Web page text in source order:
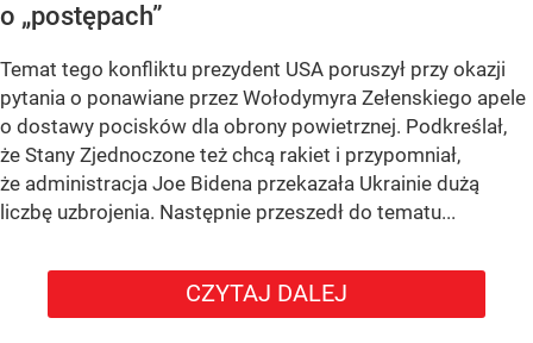
o „postępach”
Temat tego konfliktu prezydent USA poruszył przy okazji
pytania o ponawiane przez Wołodymyra Zełenskiego apele
o dostawy pocisków dla obrony powietrznej. Podkreślał,
że Stany Zjednoczone też chcą rakiet i przypomniał,
że administracja Joe Bidena przekazała Ukrainie dużą
liczbę uzbrojenia. Następnie przeszedł do tematu...
CZYTAJ DALEJ